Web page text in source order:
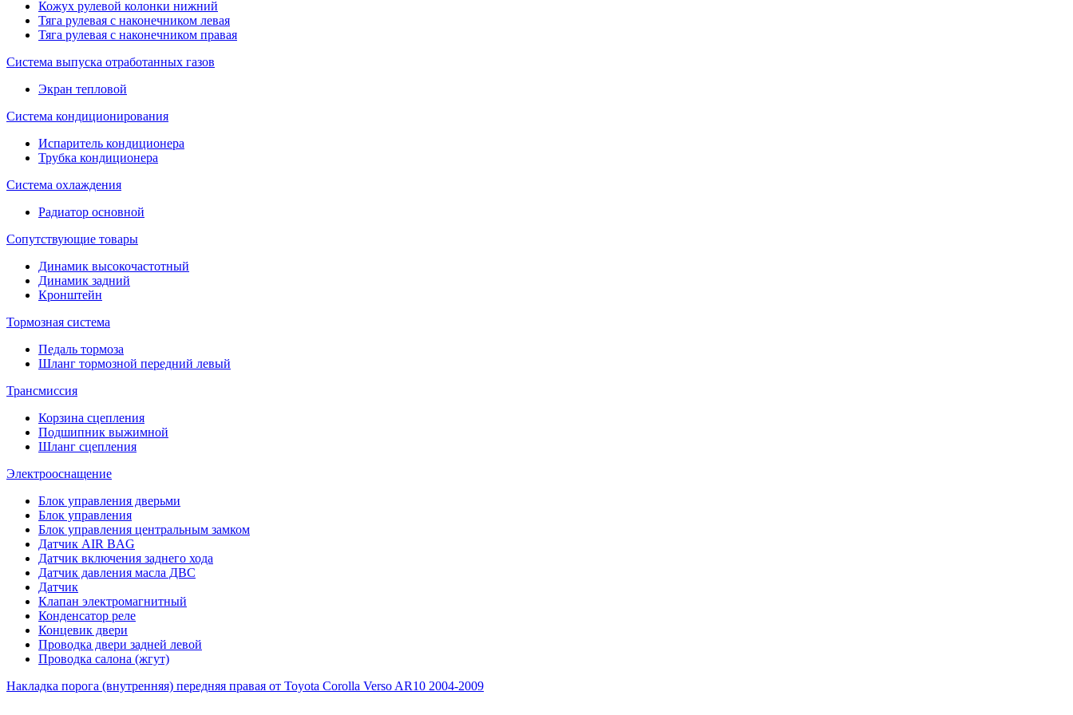
Кожух рулевой колонки нижний
Тяга рулевая с наконечником левая
Тяга рулевая с наконечником правая
Система выпуска отработанных газов
Экран тепловой
Система кондиционирования
Испаритель кондиционера
Трубка кондиционера
Система охлаждения
Радиатор основной
Сопутствующие товары
Динамик высокочастотный
Динамик задний
Кронштейн
Тормозная система
Педаль тормоза
Шланг тормозной передний левый
Трансмиссия
Корзина сцепления
Подшипник выжимной
Шланг сцепления
Электрооснащение
Блок управления дверьми
Блок управления
Блок управления центральным замком
Датчик AIR BAG
Датчик включения заднего хода
Датчик давления масла ДВС
Датчик
Клапан электромагнитный
Конденсатор реле
Концевик двери
Проводка двери задней левой
Проводка салона (жгут)
Накладка порога (внутренняя) передняя правая от Toyota Corolla Verso AR10 2004-2009